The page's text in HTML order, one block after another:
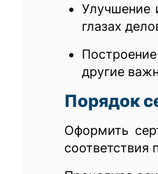
Улучшение
глазах
другие
Порядок
Оформить
соответствия